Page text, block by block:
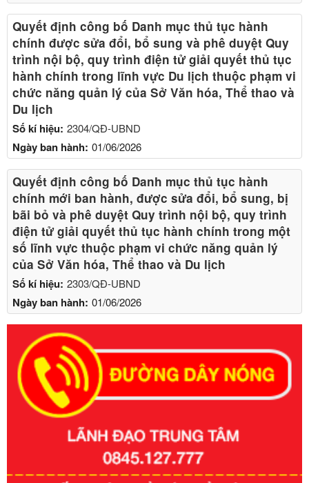
Số kí hiệu: 2304/QĐ-UBND
Ngày ban hành: 01/06/2026
Quyết định công bố Danh mục thủ tục hành
chính được sửa đổi, bổ sung và phê duyệt Quy
trình nội bộ, quy trình điện tử giải quyết thủ tục
hành chính trong lĩnh vực Du lịch thuộc phạm vi
chức năng quản lý của Sở Văn hóa, Thể thao và
Du lịch
Số kí hiệu: 2303/QĐ-UBND
Ngày ban hành: 01/06/2026
Quyết định công bố Danh mục thủ tục hành
chính mới ban hành, được sửa đổi, bổ sung, bị
bãi bỏ và phê duyệt Quy trình nội bộ, quy trình
điện tử giải quyết thủ tục hành chính trong một
số lĩnh vực thuộc phạm vi chức năng quản lý
của Sở Văn hóa, Thể thao và Du lịch